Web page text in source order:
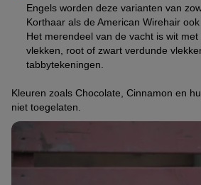
Engels worden deze varianten van
Korthaar als de American Wirehair
Het merendeel van de vacht is wit
vlekken, root of zwart verdunde
tabbytekeningen.
Kleuren zoals Chocolate, Cinnamon en
niet toegelaten.